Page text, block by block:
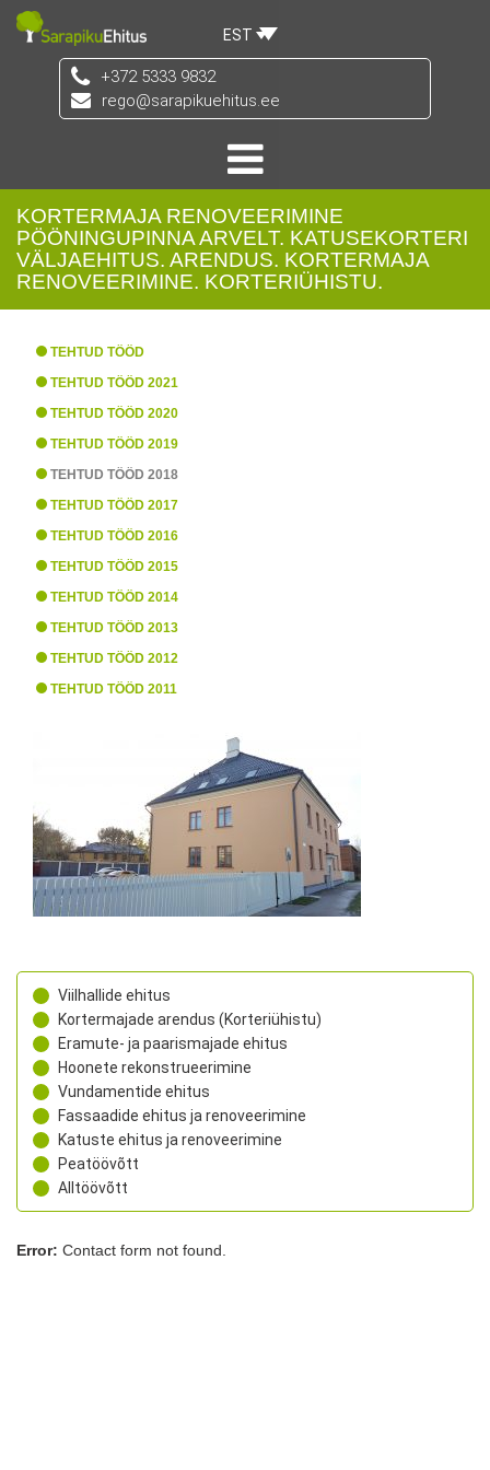
EST
+372 5333 9832
rego@sarapikuehitus.ee
KORTERMAJA RENOVEERIMINE
PÖÖNINGUPINNA ARVELT. KATUSEKORTERI
VÄLJAEHITUS. ARENDUS. KORTERMAJA
RENOVEERIMINE. KORTERIÜHISTU.
TEHTUD TÖÖD
TEHTUD TÖÖD 2021
TEHTUD TÖÖD 2020
TEHTUD TÖÖD 2019
TEHTUD TÖÖD 2018
TEHTUD TÖÖD 2017
TEHTUD TÖÖD 2016
TEHTUD TÖÖD 2015
TEHTUD TÖÖD 2014
TEHTUD TÖÖD 2013
TEHTUD TÖÖD 2012
TEHTUD TÖÖD 2011
Viilhallide ehitus
Kortermajade arendus (Korteriühistu)
Eramute- ja paarismajade ehitus
Hoonete rekonstrueerimine
Vundamentide ehitus
Fassaadide ehitus ja renoveerimine
Katuste ehitus ja renoveerimine
Peatöövõtt
Alltöövõtt
Error: Contact form not found.